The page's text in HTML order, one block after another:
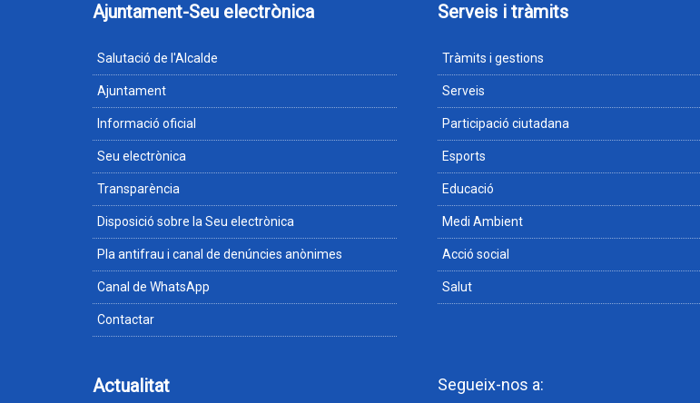
Ajuntament-Seu electrònica
Salutació de l'Alcalde
Ajuntament
Informació oficial
Seu electrònica
Transparència
Disposició sobre la Seu electrònica
Pla antifrau i canal de denúncies anònimes
Canal de WhatsApp
Contactar
Serveis i tràmits
Tràmits i gestions
Serveis
Participació ciutadana
Esports
Educació
Medi Ambient
Acció social
Salut
Actualitat Segueix-nos a: